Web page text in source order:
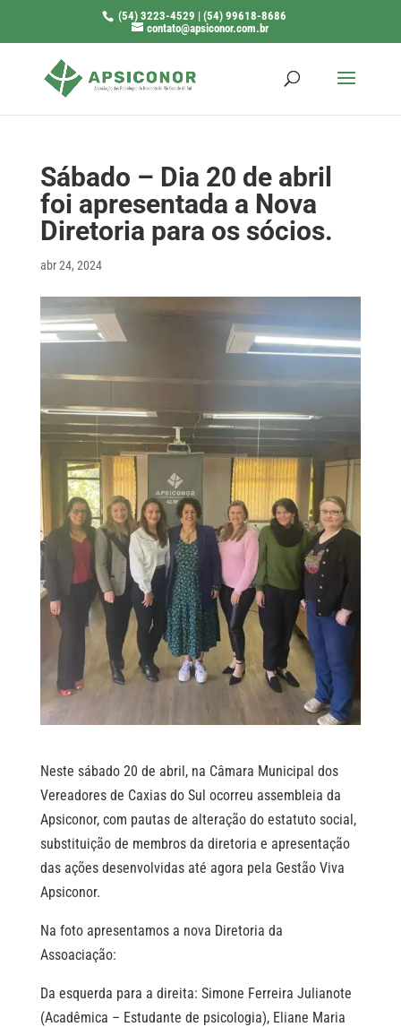
(54) 3223-4529 | (54) 99618-8686
contato@apsiconor.com.br
Sábado – Dia 20 de abril
foi apresentada a Nova
Diretoria para os sócios.
abr 24, 2024
Neste sábado 20 de abril, na Câmara Municipal dos
Vereadores de Caxias do Sul ocorreu assembleia da
Apsiconor, com pautas de alteração do estatuto social,
substituição de membros da diretoria e apresentação
das ações desenvolvidas até agora pela Gestão Viva
Apsiconor.
Na foto apresentamos a nova Diretoria da
Assoaciação:
Da esquerda para a direita: Simone Ferreira Julianote
(Acadêmica – Estudante de psicologia), Eliane Maria